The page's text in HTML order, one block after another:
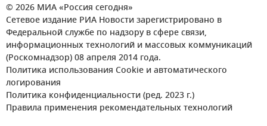
© 2026 МИА «Россия сегодня»
Сетевое издание РИА Новости зарегистрировано в
Федеральной службе по надзору в сфере связи,
информационных технологий и массовых коммуникаций
(Роскомнадзор) 08 апреля 2014 года.
Политика использования Cookie и автоматического
логирования
Политика конфиденциальности (ред. 2023 г.)
Правила применения рекомендательных технологий